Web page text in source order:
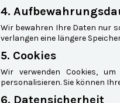
4.
Wir bewahren Ihre Daten nur
verlangen eine längere
5. Cookies
Wir verwenden Cookies,
personalisieren. Sie können
6. Datensicherheit